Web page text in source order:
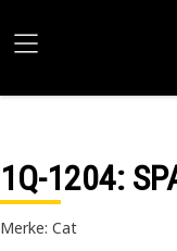
1Q-1204:
Merke: Cat